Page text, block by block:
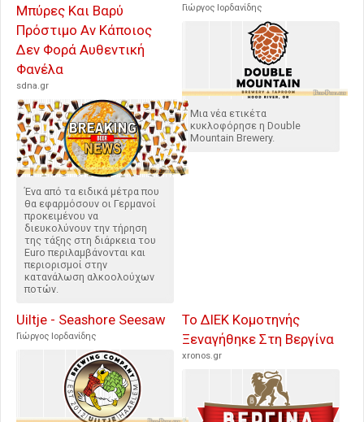
Μπύρες Και Βαρύ
Πρόστιμο Αν Κάποιος
Δεν Φορά Αυθεντική
Φανέλα
sdna.gr
Ένα από τα ειδικά μέτρα που
θα εφαρμόσουν οι Γερμανοί
προκειμένου να
διευκολύνουν την τήρηση
της τάξης στη διάρκεια του
Euro περιλαμβάνονται και
περιορισμοί στην
κατανάλωση αλκοολούχων
ποτών.
Γιώργος Ιορδανίδης
Μια νέα ετικέτα
κυκλοφόρησε η Double
Mountain Brewery.
Uiltje - Seashore Seesaw
Γιώργος Ιορδανίδης
Το ΔΙΕΚ Κομοτηνής
Ξεναγήθηκε Στη Βεργίνα
xronos.gr